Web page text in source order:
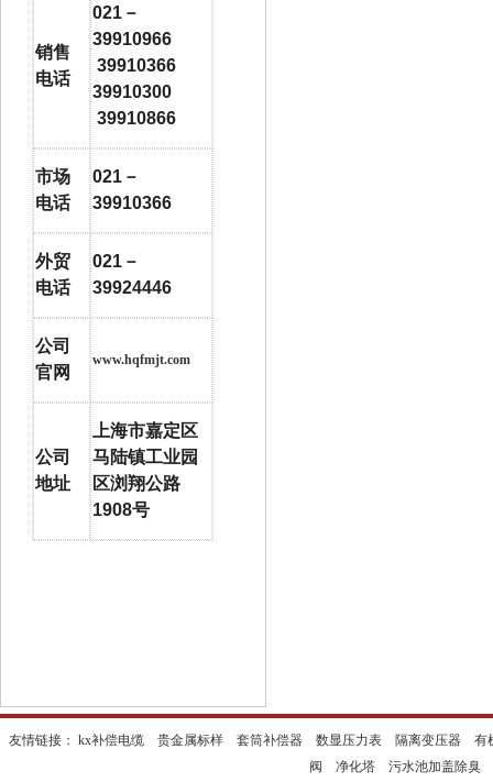
销售
电话
021 －
39910966
39910366
39910300
39910866
市场
电话
021 －
39910366
外贸
电话
021 －
39924446
公司
官网
www.hqfmjt.com
公司
地址
上海市嘉定区
马陆镇工业园
区浏翔公路
1908号
友情链接： kx补偿电缆 贵金属标样 套筒补偿器 数显压力表 隔离变压器
有
阀
净化塔
污水池加盖除臭